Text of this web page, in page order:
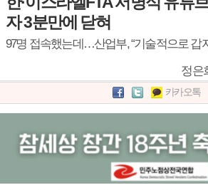
자 3분만에 닫혀
97명 접속했는데…산업부, “기술적으로 갑
정은
카카오톡